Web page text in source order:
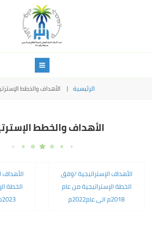
الرئيسية الأهداف والخطط
الأهداف والخطط
الأهداف الإستراتيجية /وفق
الخطة الإستراتيجية من عام
2018م الى عام2022م
الخطة
2023م الى عام2027م